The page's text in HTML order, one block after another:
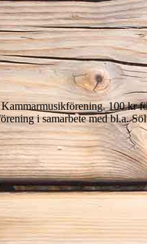
100 kr
i samarbete med bl.a.